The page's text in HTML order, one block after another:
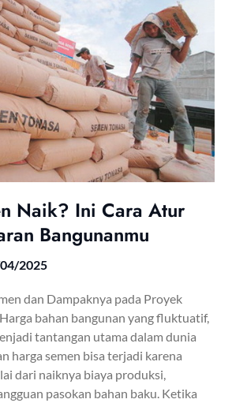
Naik? Ini Cara Atur
Bangunanmu
2025
dan Dampaknya pada Proyek
bahan bangunan yang fluktuatif,
tantangan utama dalam dunia
harga semen bisa terjadi karena
dari naiknya biaya produksi,
pasokan bahan baku. Ketika